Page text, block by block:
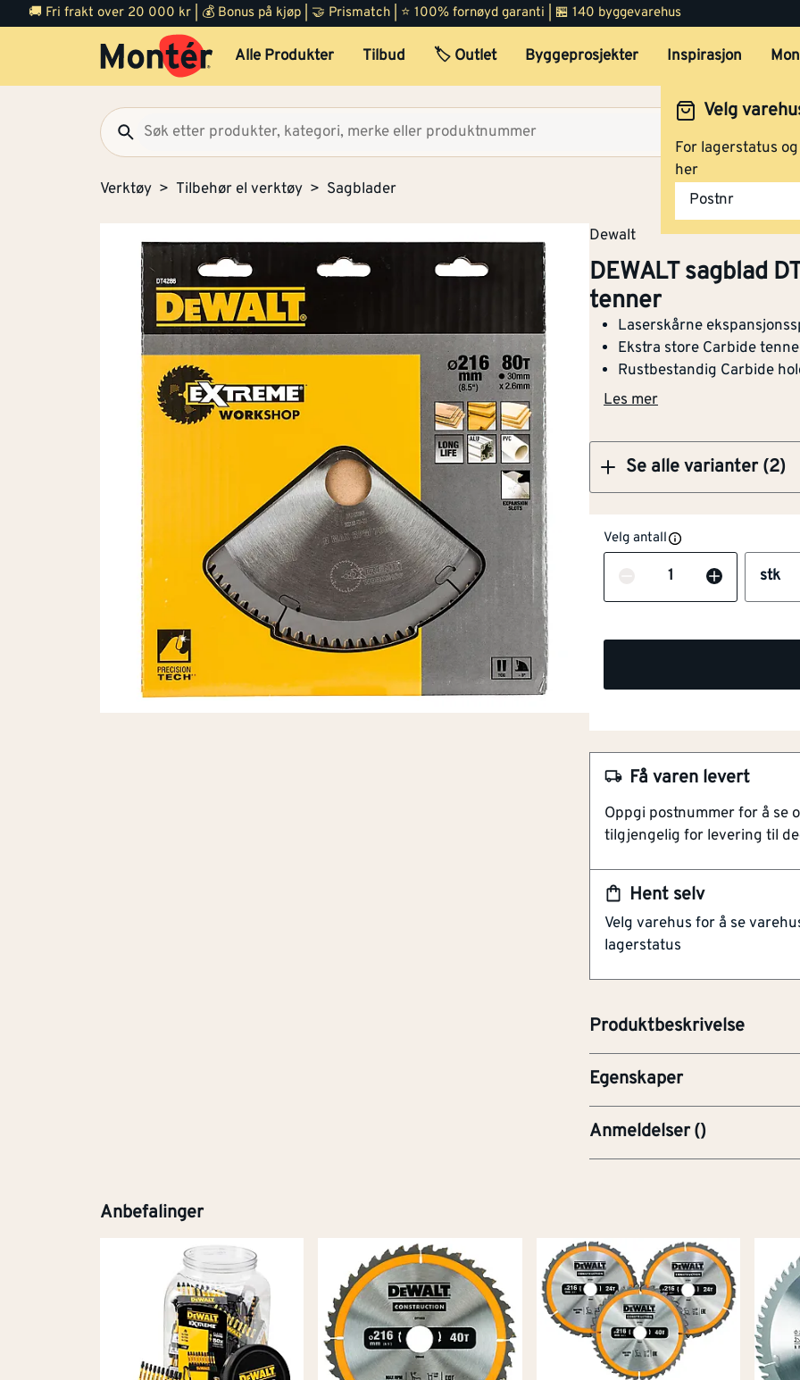
🚚 Fri frakt over 20 000 kr | 💰 Bonus på kjøp | 🤝 Prismatch | ⭐ 100% fornøyd garanti | 🏪 140 byggevarehus
Alle Produkter Tilbud 🏷️ Outlet Byggeprosjekter Inspirasjon
Velg
For lagerstatus
her
Postnr
Verktøy Tilbehør el verktøy Sagblader
Dewalt
DEWALT sagblad
tenner
Laserskårne
Ekstra store Carbide
Rustbestandig Carbide
Les mer
Se alle varianter (2)
DEWALT sagblad DT4286
216x30 mm, 80 tenner
Sagblad DT4370, 216x30
60 tenner
Velg antall
Antall stk
Hent selv
Velg varehus for å se
lagerstatus
Få varen levert
Oppgi postnummer for å se
tilgjengelig for levering til
Produktbeskrivelse
Artikkelnummer 101117884
Laserskårne
Ekstra store Carbide
TCG -5 grader
Sagblad spesielt designet for
naturtre. Det er ideelt for
Egenskaper
Egnet for treverk Ja
diameter
[mm]
Boringsdiame
ter
[mm]
Sagblad
[mm]
Anmeldelser()
Anbefalinger